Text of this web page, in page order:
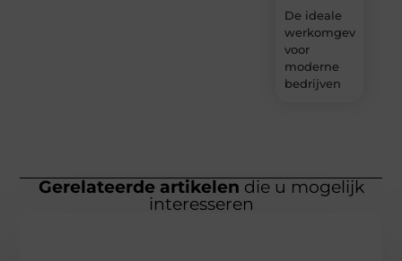
De ideale
werkomgeving
voor
moderne
bedrijven
Gerelateerde artikelen die u mogelijk
interesseren